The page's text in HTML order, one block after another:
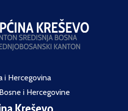
i Hercegovina
i Hercegovine